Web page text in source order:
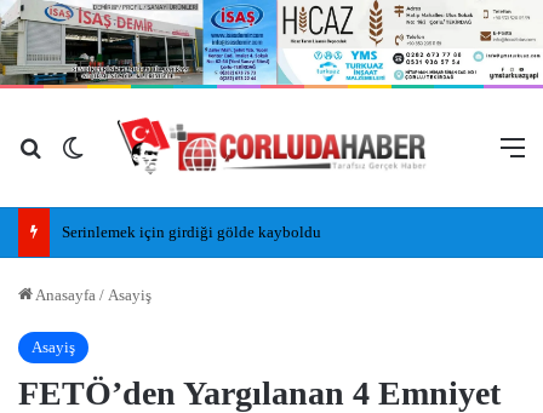
Arama yap ...
Dış görünümü değiştir
Serinlemek için girdiği gölde kayboldu
Anasayfa / Asayiş
Asayiş
FETÖ’den Yargılanan 4 Emniyet